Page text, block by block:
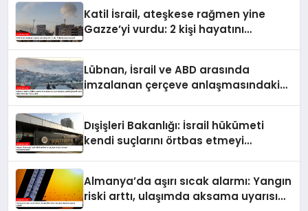
Katil İsrail, ateşkese rağmen yine
Gazze’yi vurdu: 2 kişi hayatını
Lübnan, İsrail ve ABD arasında
imzalanan çerçeve anlaşmasındaki
Dışişleri Bakanlığı: İsrail hükümeti
kendi suçlarını örtbas etmeyi
Almanya’da aşırı sıcak alarmı: Yangın
riski arttı, ulaşımda aksama uyarısı